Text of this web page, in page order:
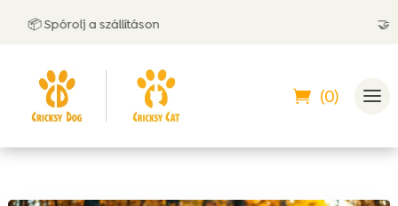
📦 Spórolj a szállításon 🤝
(0)